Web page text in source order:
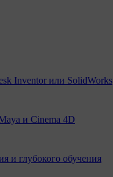
Inventor или SolidWorks
и Cinema 4D
и глубокого обучения